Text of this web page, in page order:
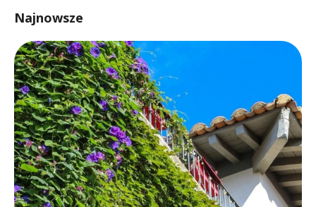
Najnowsze